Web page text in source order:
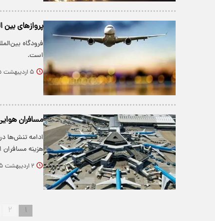
پروازهای بین
است.
۵ اردیبهشت ۱۴۰۵
مسافران
ادامه تنش‌ها
هزینه مسافران
۲ اردیبهشت ۱۴۰۵
۱ ۲